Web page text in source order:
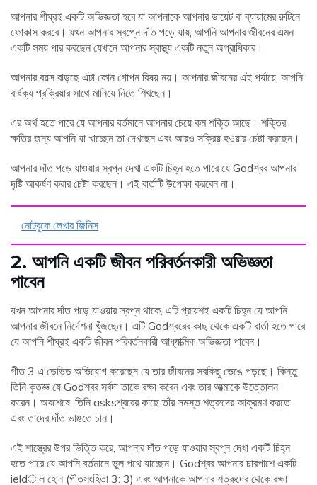
আপনার শীঘ্রই একটি অভিজ্ঞতা হবে যা আপনাকে আপনার ডায়েট বা ব্যায়ামের রুটিনে
ফোকাস করবে। যখন আপনার স্বপ্নে দাঁত পড়ে যায়, আপনি আপনার জীবনের এমন
একটি সময় পার করছেন যেখানে আপনার স্বাস্থ্য একটি নতুন অগ্রাধিকার।
আপনার বয়স বাড়ছে এটা কোন গোপন বিষয় নয়। আপনার জীবনের এই পর্যায়ে, আপনি
বার্ধক্য প্রক্রিয়ার সাথে মানিয়ে নিতে শিখছেন।
এর অর্থ হতে পারে যে আপনার বর্তমানে আপনার চেয়ে কম শক্তি আছে। শক্তির
ক্ষতির জন্য আপনি যা খাচ্ছেন তা দেখছেন এবং আরও সক্রিয় হওয়ার চেষ্টা করছেন।
আপনার দাঁত পড়ে যাওয়ার স্বপ্ন দেখা একটি চিহ্ন হতে পারে যে Godশ্বর আপনার
দৃষ্টি আকর্ষণ করার চেষ্টা করছেন। এই বার্তাটি উপেক্ষা করবেন না।
নোটবুকে লেখার জিনিস
2. আপনি একটি জীবন পরিবর্তনকারী অভিজ্ঞতা
পাবেন
যখন আপনার দাঁত পড়ে যাওয়ার স্বপ্ন থাকে, এটি প্রায়শই একটি চিহ্ন যে আপনি
আপনার জীবনে নির্দেশনা খুঁজছেন। এটি Godশ্বরের কাছ থেকে একটি বার্তা হতে পারে
যে আপনি শীঘ্রই একটি জীবন পরিবর্তনকারী আধ্যাত্মিক অভিজ্ঞতা পাবেন।
গীত 3 এ ডেভিড অভিযোগ করেছেন যে তার জীবনের সবকিছু ভেঙে পড়ছে। কিন্তু
তিনি কৃতজ্ঞ যে Godশ্বর সর্বদা তাকে রক্ষা করেন এবং তার আত্মাকে উত্তোলন
করেন। অবশেষে, তিনি asksশ্বরের কাছে তাঁর সমস্ত শত্রুদের আক্রমণ করতে
এবং তাদের দাঁত ভাঙতে চান।
এই শাস্ত্রের উপর ভিত্তি করে, আপনার দাঁত পড়ে যাওয়ার স্বপ্ন দেখা একটি চিহ্ন
হতে পারে যে আপনি বর্তমানে ভুল পথে যাচ্ছেন। Godশ্বর আপনার চারপাশে একটি
ieldাল হোন (গীতসংহিতা 3: 3) এবং আপনাকে আপনার শত্রুদের থেকে রক্ষা